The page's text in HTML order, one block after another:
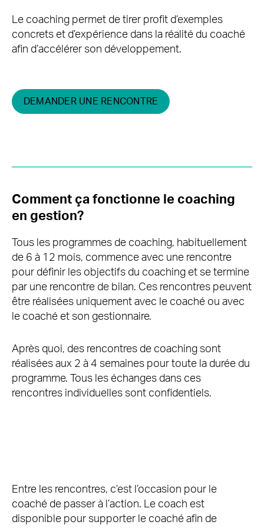
Le coaching permet de tirer profit d’exemples
concrets et d’expérience dans la réalité du coaché
afin d’accélérer son développement.
DEMANDER UNE RENCONTRE
Comment ça fonctionne le coaching
en gestion?
Tous les programmes de coaching, habituellement
de 6 à 12 mois, commence avec une rencontre
pour définir les objectifs du coaching et se termine
par une rencontre de bilan. Ces rencontres peuvent
être réalisées uniquement avec le coaché ou avec
le coaché et son gestionnaire.
Après quoi, des rencontres de coaching sont
réalisées aux 2 à 4 semaines pour toute la durée du
programme. Tous les échanges dans ces
rencontres individuelles sont confidentiels.
Entre les rencontres, c’est l’occasion pour le
coaché de passer à l’action. Le coach est
disponible pour supporter le coaché afin de